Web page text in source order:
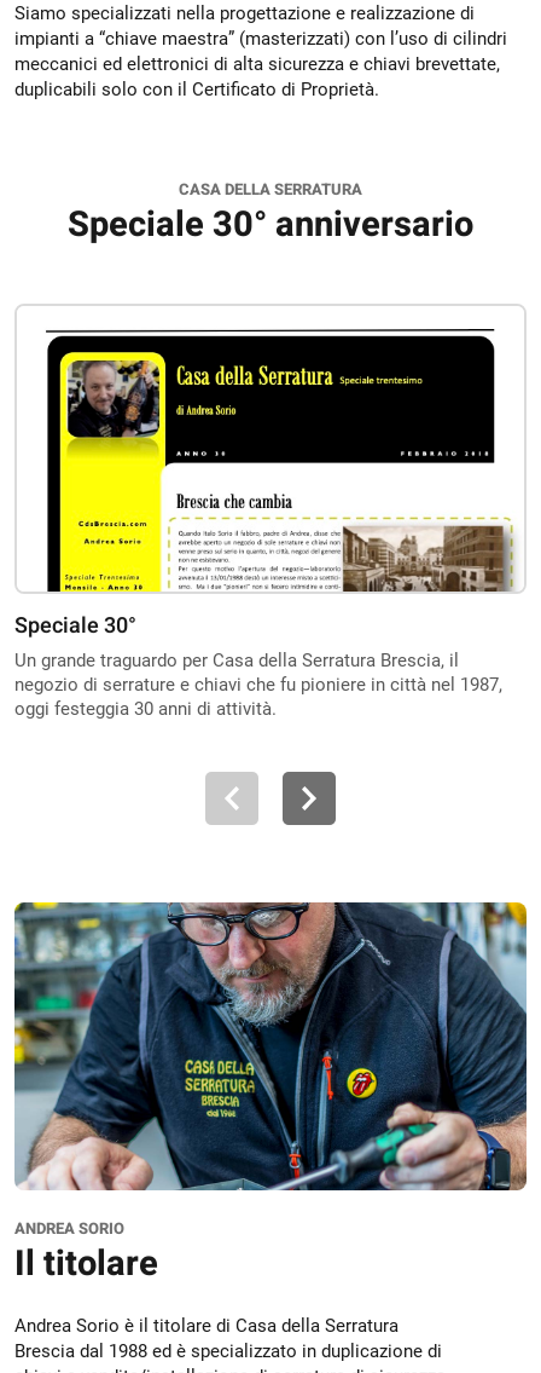
Siamo specializzati nella progettazione e realizzazione di
impianti a “chiave maestra” (masterizzati) con l’uso di cilindri
meccanici ed elettronici di alta sicurezza e chiavi brevettate,
duplicabili solo con il Certificato di Proprietà.
ANDREA SORIO
Il titolare
Andrea Sorio è il titolare di Casa della Serratura
Brescia dal 1988 ed è specializzato in duplicazione di
CASA DELLA SERRATURA
Speciale 30° anniversario
Speciale 30°
Un grande traguardo per Casa della Serratura Brescia, il
negozio di serrature e chiavi che fu pioniere in città nel 1987,
oggi festeggia 30 anni di attività.